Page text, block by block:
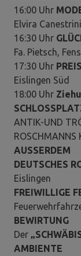
16:00 Uhr
Elvira Canestrini
16:30 Uhr
Fa. Pietsch,
17:30 Uhr
Eislingen Süd
18:00 Uhr
ANTIK-UND
ROSCHMANNS
AUSSERDEM
DEUTSCHES
Eislingen
FREIWILLIGE
BEWIRTUNG
Der
AMBIENTE